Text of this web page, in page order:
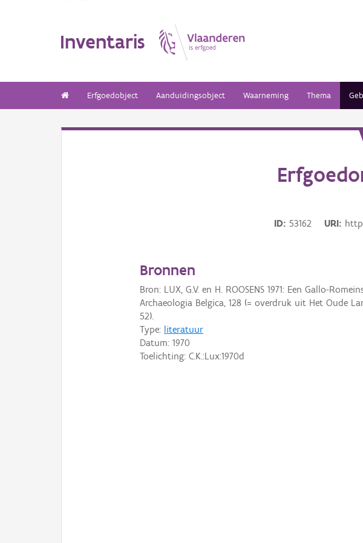
Inventaris
Erfgoedobject Aanduidingsobject Waarneming Thema
ID
53162 URI
Bronnen
Bron: LUX, G.V. en H. ROOSENS 1971: Een Gallo-
Archaeologia Belgica, 128 (= overdruk uit Het Oude
52).
Type: literatuur
Datum:1970
Toelichting: C.K.:Lux:1970d